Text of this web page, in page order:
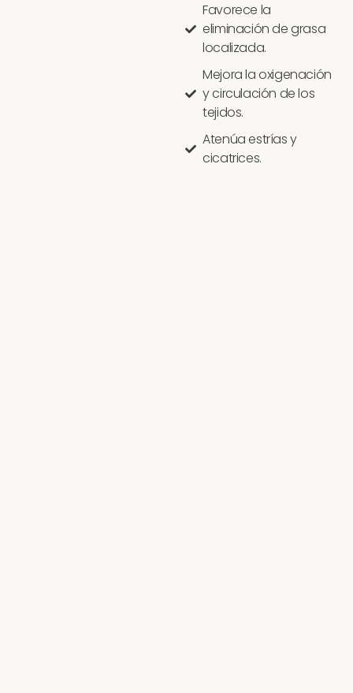
Favorece la
eliminación de grasa
localizada.
Mejora la oxigenación
y circulación de los
tejidos.
Atenúa estrías y
cicatrices.